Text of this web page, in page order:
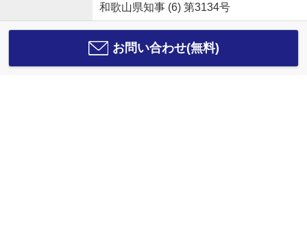
和歌山県知事 (6) 第3134号
お問い合わせ(無料)